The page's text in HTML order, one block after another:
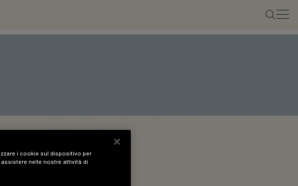
i cookie sul dispositivo per
nelle nostre attività di